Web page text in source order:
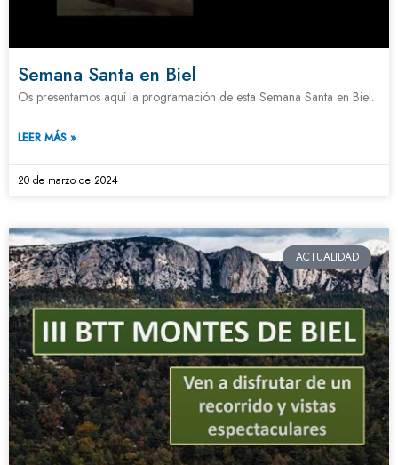
Semana Santa en Biel
Os presentamos aquí la programación de esta Semana Santa en Biel.
LEER MÁS »
20 de marzo de 2024
ACTUALIDAD